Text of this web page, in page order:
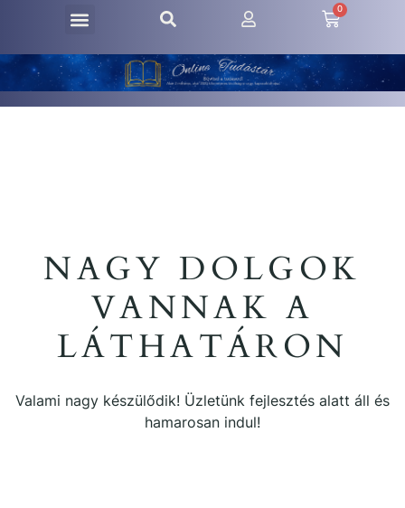
0
NAGY DOLGOK
VANNAK A
LÁTHATÁRON
Valami nagy készülődik! Üzletünk fejlesztés alatt áll és
hamarosan indul!